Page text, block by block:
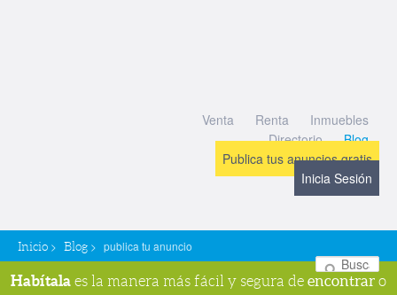
Venta Renta
Inmuebles
Directorio
Blog
Publica tus anuncios gratis
Inicia Sesión
Inicio > Blog > publica tu anuncio
Habítala es la manera más fácil y segura de encontrar o